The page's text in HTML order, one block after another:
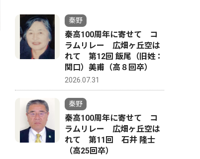
秦野
秦高100周年に寄せて コ
ラムリレー 広畑ヶ丘空は
れて 第12回 飯尾（旧姓：
関口）美甫（高８回卒）
2026.07.31
秦野
秦高100周年に寄せて コ
ラムリレー 広畑ヶ丘空は
れて 第11回 石井 隆士
（高25回卒）